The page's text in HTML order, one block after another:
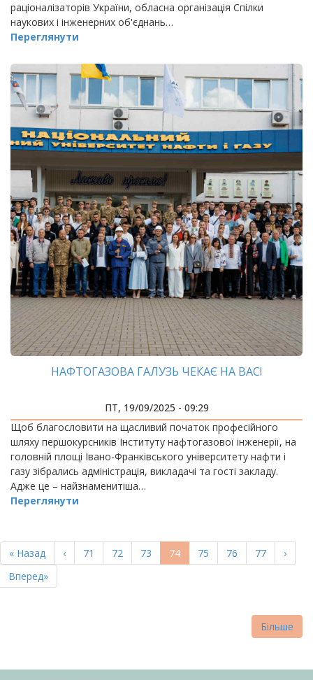
раціоналізаторів України, обласна організація Спілки
наукових і інженерних об'єднань…
Переглянути
НАФТОГАЗОВА ГАЛУЗЬ ЧЕКАЄ НА ВАС!
ПТ, 19/09/2025 - 09:29
Щоб благословити на щасливий початок професійного
шляху першокурсників Інституту нафтогазової інженерії, на
головній площі Івано-Франківського університету нафти і
газу зібрались адміністрація, викладачі та гості закладу.
Адже це – найзнаменитіша…
Переглянути
НА
СТОРІНКИ
Перша
сторінка
« Назад
Попередня
сторінка
‹ Page
71 Page
72 Page
73
Поточна
сторінка
74 Page
75 Page
76 Page
77
›
Остання
сторінка
Вперед»
Більше